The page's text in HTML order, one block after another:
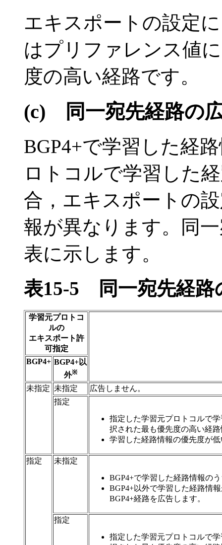
エキスポートの設定
はプリファレンス値
度の高い経路です。
(c) 同一宛先経路の
BGP4+で学習した経
ロトコルで学習した
合，エキスポートの
報が異なります。同
表に示します。
表15-5
同一宛先経
学習元プロトコ
ルの
エキスポート許
可指定
BGP4+ BGP4+以
外※
未指定 未指定
広告しません。
指定
指定した学習元プロトコルで
択された最も優先度の高い経
学習した経路情報の優先度が
指定
未指定
BGP4+で学習した経路情報の
BGP4+以外で学習した経路情
BGP4+経路を広告します。
指定
指定した学習元プロトコルで